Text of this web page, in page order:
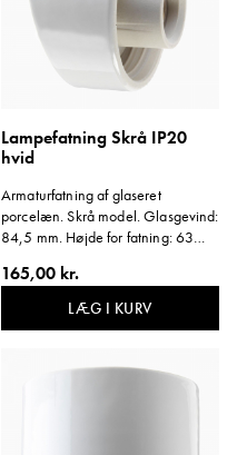
Lampefatning Skrå IP20
hvid
Armaturfatning af glaseret
porcelæn. Skrå model. Glasgevind:
84,5 mm. Højde for fatning: 63
Svarer til farve NCS S1502-G50Y.
Materiale: Hvidglaseret porcelæn.
165,00 kr.
LÆG I KURV